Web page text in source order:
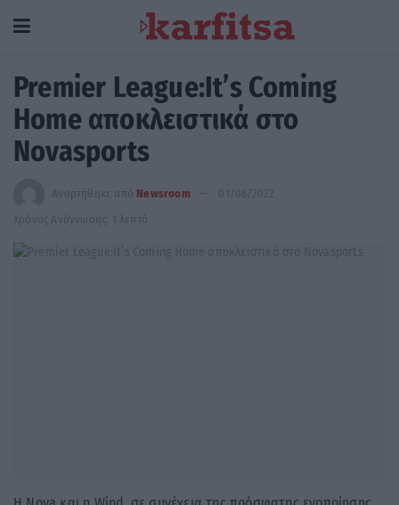
Premier League:It’s Coming
Home αποκλειστικά στο
Novasports
Αναρτήθηκε από Newsroom
01/06/2022
Χρόνος Ανάγνωσης: 1 λεπτό